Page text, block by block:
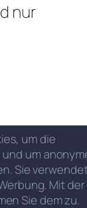
nur
um die
um
Sie
Mit der
Sie dem zu.